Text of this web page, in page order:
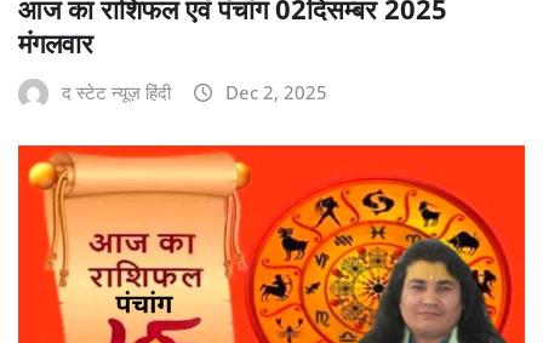
आज का राशिफल एवं पंचांग 02दिसम्बर 2025
मंगलवार
द स्टेट न्यूज़ हिंदी Dec 2, 2025